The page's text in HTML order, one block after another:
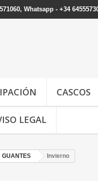
Whatsapp - +34
CASCOS
LEGAL
GUANTES Invierno